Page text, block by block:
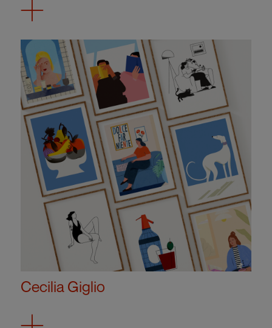
Cecilia Giglio